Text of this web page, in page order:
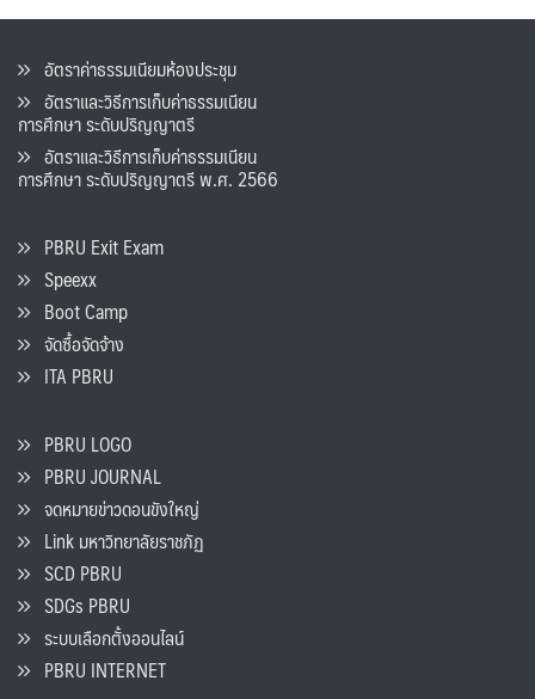
อัตราค่าธรรมเนียมห้องประชุม
อัตราและวิธีการเก็บค่าธรรมเนียน
การศึกษา ระดับปริญญาตรี
อัตราและวิธีการเก็บค่าธรรมเนียน
การศึกษา ระดับปริญญาตรี พ.ศ. 2566
PBRU Exit Exam
Speexx
Boot Camp
จัดซื้อจัดจ้าง
ITA PBRU
PBRU LOGO
PBRU JOURNAL
จดหมายข่าวดอนขังใหญ่
Link มหาวิทยาลัยราชภัฏ
SCD PBRU
SDGs PBRU
ระบบเลือกตั้งออนไลน์
PBRU INTERNET